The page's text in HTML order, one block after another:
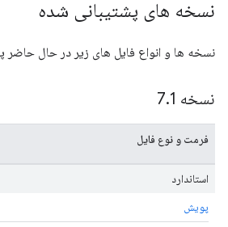
نسخه های پشتیبانی شده
نسخه ها و انواع فایل های زیر در حال حاضر
نسخه 7 .1
فرمت و نوع فایل
استاندارد
پویش